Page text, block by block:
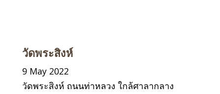
วัดพระสิงห์
9 May 2022
วัดพระสิงห์ ถนนท่าหลวง ใกล้ศาลากลาง